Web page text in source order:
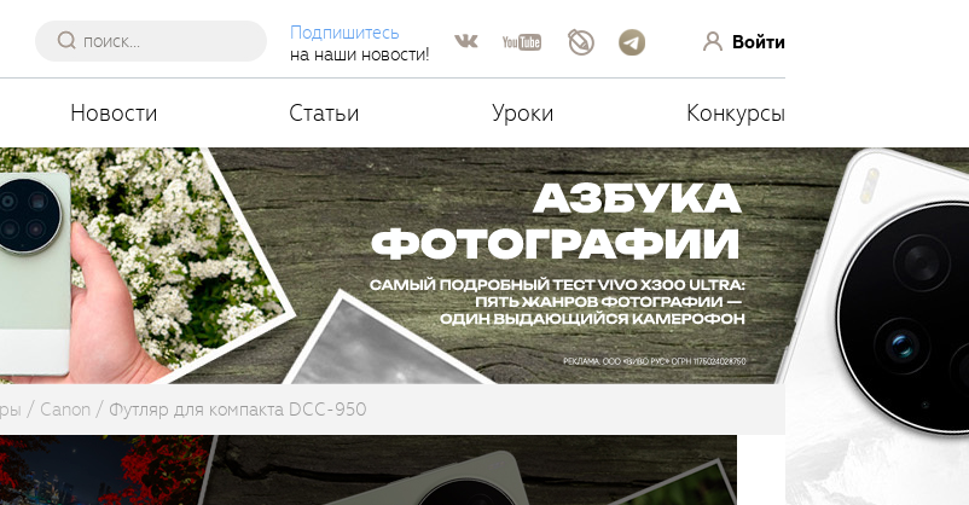
Подпишитесь
на наши новости!
Войти
Новости Статьи Уроки Конкурсы
Canon Футляр для компакта DCC-950